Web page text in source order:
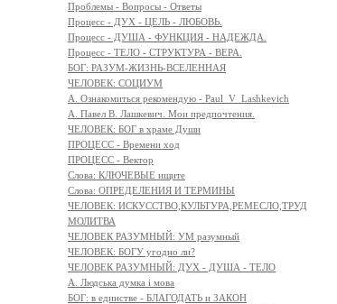
Проблемы - Вопросы - Ответы
Процесс - ДУХ - ЦЕЛЬ - ЛЮБОВЬ.
Процесс - ДУША - ФУНКЦИЯ - НАДЕЖДА.
Процесс - ТЕЛО - СТРУКТУРА - ВЕРА.
БОГ: РАЗУМ-ЖИЗНЬ-ВСЕЛЕННАЯ
ЧЕЛОВЕК: СОЦИУМ
А. Ознакомиться рекомендую - Paul_V_Lashkevich
А. Павел В. Лашкевич. Мои предпочтения.
ЧЕЛОВЕК: БОГ в храме Души
ПРОЦЕСС - Времени ход
ПРОЦЕСС - Вектор
Слова: КЛЮЧЕВЫЕ ищите
Слова: ОПРЕДЕЛЕНИЯ И ТЕРМИНЫ
ЧЕЛОВЕК: ИСКУССТВО,КУЛЬТУРА,РЕМЕСЛО,ТРУД
МОЛИТВА
ЧЕЛОВЕК РАЗУМНЫЙ: УМ разумный
ЧЕЛОВЕК: БОГУ угодно ли?
ЧЕЛОВЕК РАЗУМНЫЙ: ДУХ - ДУША - ТЕЛО
A. Людська думка і мова
БОГ: в единстве - БЛАГОДАТЬ и ЗАКОН